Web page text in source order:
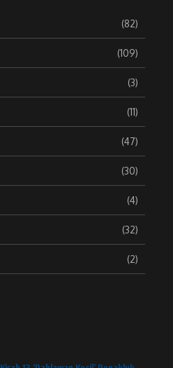
(82)
(109)
(3)
(11)
(47)
(30)
(4)
(32)
(2)